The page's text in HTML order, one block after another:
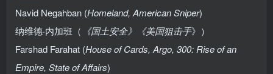
Navid Negahban (Homeland, American Sniper)
纳维德·内加班（ 《国土安全》《美国狙击手》）
Farshad Farahat (House of Cards, Argo, 300: Rise of an
Empire, State of Affairs)